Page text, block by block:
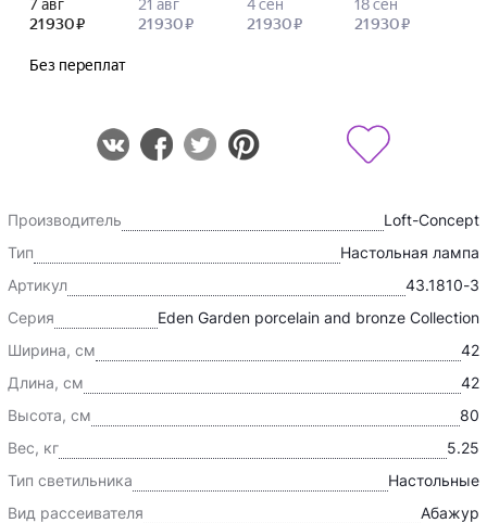
Производитель
Loft-Concept
Тип
Настольная лампа
Артикул
43.1810-3
Серия
Eden Garden porcelain and bronze Collection
Ширина, см
42
Длина, см
42
Высота, см
80
Вес, кг
5.25
Тип светильника
Настольные
Вид рассеивателя
Абажур